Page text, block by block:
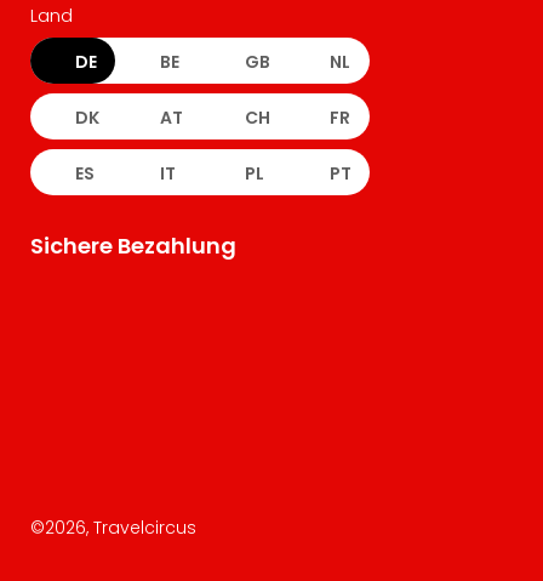
Land
DE BE GB NL
DK AT CH FR
ES IT PL PT
Sichere Bezahlung
©2026, Travelcircus